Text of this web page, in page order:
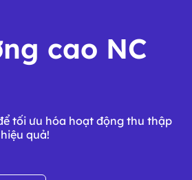
cao NC
tối ưu hóa hoạt động thu thập
quả!